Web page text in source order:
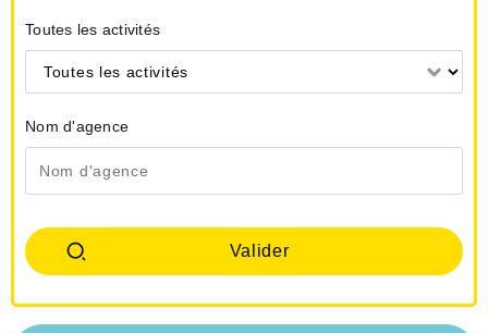
Toutes les activités
Toutes les activités
Nom d'agence